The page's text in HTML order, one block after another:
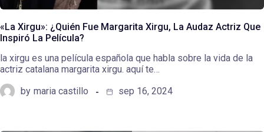
«La Xirgu»: ¿Quién Fue Margarita Xirgu, La Audaz Actriz Que
Inspiró La Película?
la xirgu es una película española que habla sobre la vida de la
actriz catalana margarita xirgu. aquí te…
by maria castillo sep 16, 2024